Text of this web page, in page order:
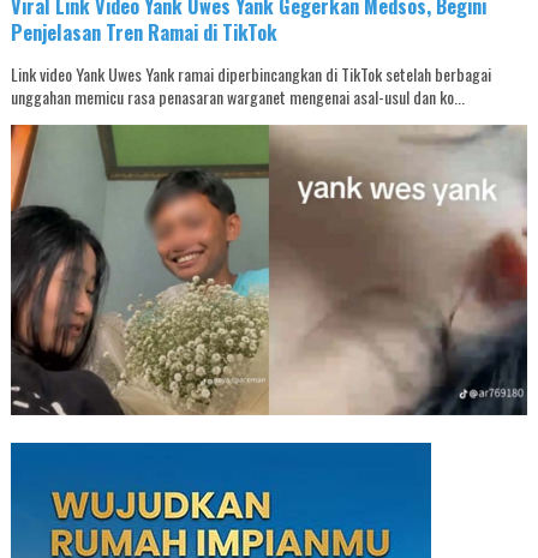
Penjelasan Tren Ramai di TikTok
Link video Yank Uwes Yank ramai diperbincangkan di TikTok setelah berbagai
unggahan memicu rasa penasaran warganet mengenai asal-usul dan ko...